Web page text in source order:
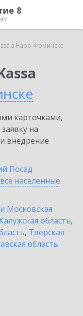
8
в Наро-Фоминске
карточками,
на
внедрение
Посад
населенные
Московская
Калужская область,
, Тверская
область